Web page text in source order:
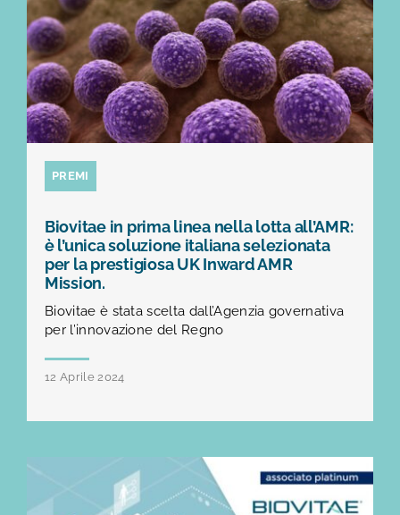
PREMI
Biovitae in prima linea nella lotta all’AMR:
è l’unica soluzione italiana selezionata
per la prestigiosa UK Inward AMR
Mission.
Biovitae è stata scelta dall’Agenzia governativa
per l’innovazione del Regno
12 Aprile 2024